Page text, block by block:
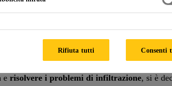
locali a vista (Chianca di Cursi),
e risolvere i problemi di infiltrazione, si è
Rifiuta tutti Consenti